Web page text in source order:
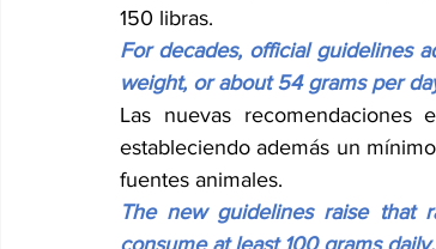
150 libras.
For decades, official guidelines
weight, or about 54 grams per
Las nuevas
estableciendo además un
fuentes animales.
The new guidelines raise that